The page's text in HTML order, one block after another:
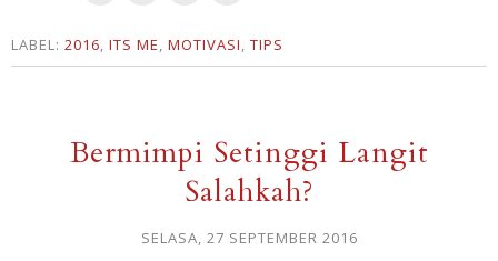
LABEL: 2016, ITS ME, MOTIVASI, TIPS
Bermimpi Setinggi Langit
Salahkah?
SELASA, 27 SEPTEMBER 2016